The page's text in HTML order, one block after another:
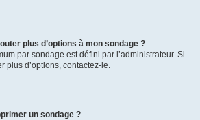
plus d’options à mon sondage ?
par sondage est défini par l’administrateur. Si
plus d’options, contactez-le.
un sondage ?